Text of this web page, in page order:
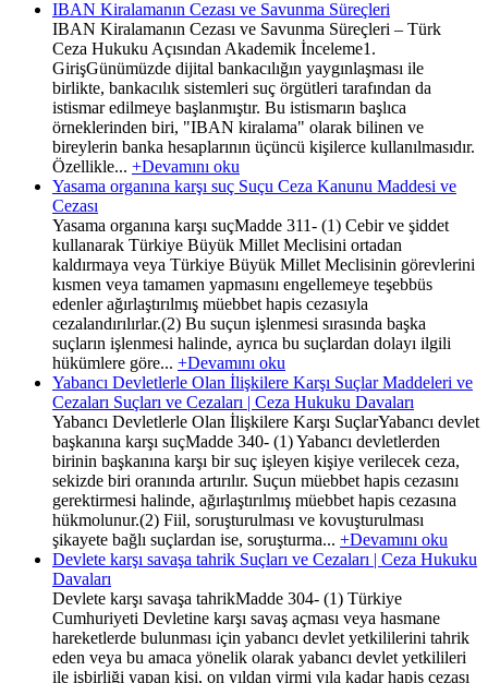
IBAN Kiralamanın Cezası ve Savunma Süreçleri
IBAN Kiralamanın Cezası ve Savunma Süreçleri – Türk
Ceza Hukuku Açısından Akademik İnceleme1.
GirişGünümüzde dijital bankacılığın yaygınlaşması ile
birlikte, bankacılık sistemleri suç örgütleri tarafından da
istismar edilmeye başlanmıştır. Bu istismarın başlıca
örneklerinden biri, "IBAN kiralama" olarak bilinen ve
bireylerin banka hesaplarının üçüncü kişilerce kullanılmasıdır.
Özellikle... +Devamını oku
Yasama organına karşı suç Suçu Ceza Kanunu Maddesi ve
Cezası
Yasama organına karşı suçMadde 311- (1) Cebir ve şiddet
kullanarak Türkiye Büyük Millet Meclisini ortadan
kaldırmaya veya Türkiye Büyük Millet Meclisinin görevlerini
kısmen veya tamamen yapmasını engellemeye teşebbüs
edenler ağırlaştırılmış müebbet hapis cezasıyla
cezalandırılırlar.(2) Bu suçun işlenmesi sırasında başka
suçların işlenmesi halinde, ayrıca bu suçlardan dolayı ilgili
hükümlere göre... +Devamını oku
Yabancı Devletlerle Olan İlişkilere Karşı Suçlar Maddeleri ve
Cezaları Suçları ve Cezaları | Ceza Hukuku Davaları
Yabancı Devletlerle Olan İlişkilere Karşı SuçlarYabancı devlet
başkanına karşı suçMadde 340- (1) Yabancı devletlerden
birinin başkanına karşı bir suç işleyen kişiye verilecek ceza,
sekizde biri oranında artırılır. Suçun müebbet hapis cezasını
gerektirmesi halinde, ağırlaştırılmış müebbet hapis cezasına
hükmolunur.(2) Fiil, soruşturulması ve kovuşturulması
şikayete bağlı suçlardan ise, soruşturma... +Devamını oku
Devlete karşı savaşa tahrik Suçları ve Cezaları | Ceza Hukuku
Davaları
Devlete karşı savaşa tahrikMadde 304- (1) Türkiye
Cumhuriyeti Devletine karşı savaş açması veya hasmane
hareketlerde bulunması için yabancı devlet yetkililerini tahrik
eden veya bu amaca yönelik olarak yabancı devlet yetkilileri
ile işbirliği yapan kişi, on yıldan yirmi yıla kadar hapis cezası